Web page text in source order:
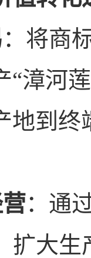
：将商
“漳河
地到
：通
扩大